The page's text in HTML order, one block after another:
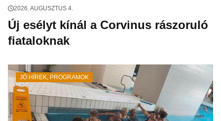
2026. AUGUSZTUS 4.
Új esélyt kínál a Corvinus rászoruló
fiataloknak
JÓ HÍREK, PROGRAMOK